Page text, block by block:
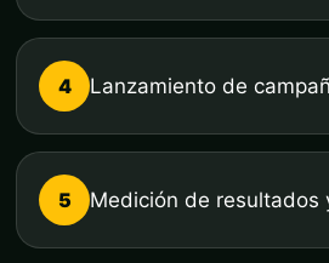
4 Lanzamiento de
5 Medición de resultados